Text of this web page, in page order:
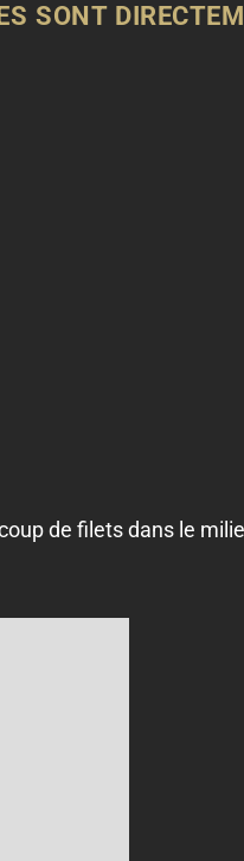
SONT
de filets dans le